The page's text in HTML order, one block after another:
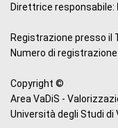
Direttrice responsabile:
Registrazione presso il
Numero di
Copyright ©
Area VaDiS -
Università degli Studi di